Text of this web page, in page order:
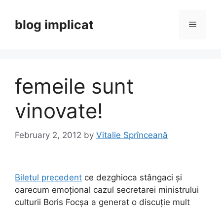
contentblog implicat Menu
femeile sunt
vinovate!
February 2, 2012 by Vitalie Sprînceană
Biletul precedent ce dezghioca stângaci și
oarecum emoțional cazul secretarei ministrului
culturii Boris Focșa a generat o discuție mult